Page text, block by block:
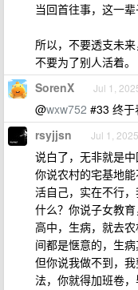
当回首往事，这一
所以，不要透支未
不要为了别人活着。
SorenX Jul 1,
@wxw752 #33 终于
rsyjjsn Jul 1, 2025
说白了，无非就是
你说农村的宅基地
活自己，实在不行
什么？你说子女教
高中，生病，就去
间都是惬意的，生病
但你说我做不到，
法，你就得加班卷